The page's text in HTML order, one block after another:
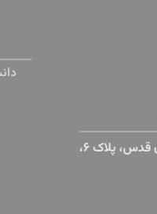
تهران، دانشگاه تهران، خیابان پورسینا، خیابان قدس، پلاک ۶،